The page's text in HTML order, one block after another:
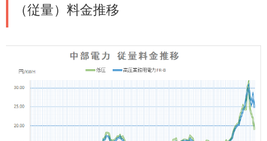
（従量）料金推移